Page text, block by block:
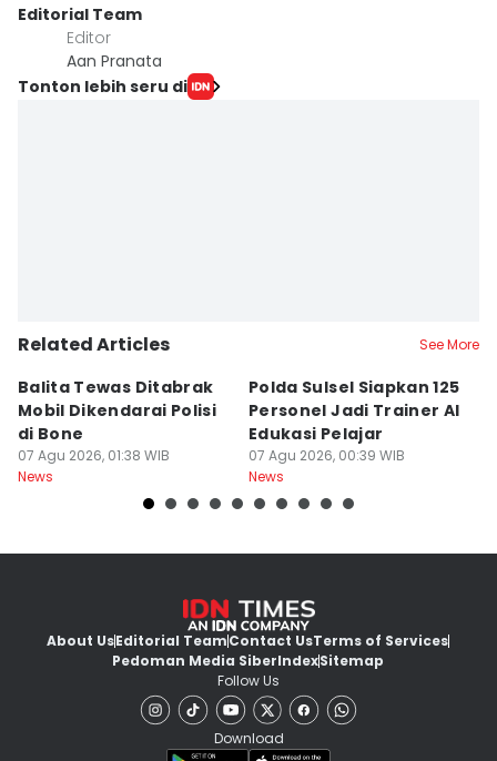
Editorial Team
Editor
Aan Pranata
Tonton lebih seru di
Related Articles See More
Balita Tewas Ditabrak
Mobil Dikendarai Polisi
di Bone
07 Agu 2026, 01:38 WIB
News
Polda Sulsel Siapkan 125
Personel Jadi Trainer AI
Edukasi Pelajar
07 Agu 2026, 00:39 WIB
News
About UsEditorial TeamContact UsTerms of Services
Pedoman Media SiberIndexSitemap
Follow Us
Download